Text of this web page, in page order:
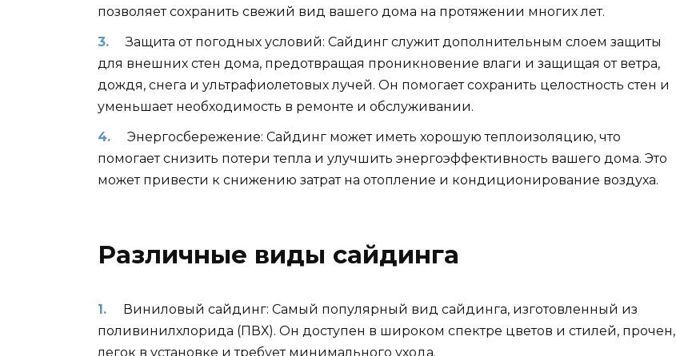
позволяет сохранить свежий вид вашего дома на протяжении многих лет.
Защита от погодных условий: Сайдинг служит дополнительным слоем защиты
для внешних стен дома, предотвращая проникновение влаги и защищая от ветра,
дождя, снега и ультрафиолетовых лучей. Он помогает сохранить целостность стен и
уменьшает необходимость в ремонте и обслуживании.
Энергосбережение: Сайдинг может иметь хорошую теплоизоляцию, что
помогает снизить потери тепла и улучшить энергоэффективность вашего дома. Это
может привести к снижению затрат на отопление и кондиционирование воздуха.
Различные виды сайдинга
Виниловый сайдинг: Самый популярный вид сайдинга, изготовленный из
поливинилхлорида (ПВХ). Он доступен в широком спектре цветов и стилей, прочен,
легок в установке и требует минимального ухода.